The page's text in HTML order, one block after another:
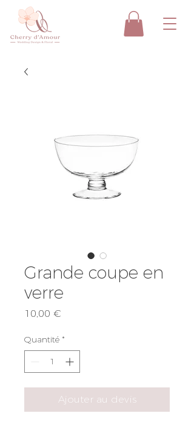
Grande coupe en
verre
10,00 €
Quantité *
Ajouter au devis